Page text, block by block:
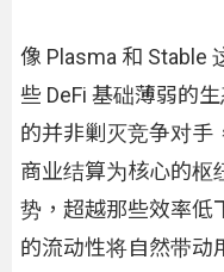
像 Plasma 和 Stable
些 DeFi 基础薄弱的
的并非剿灭竞争对手
商业结算为核心的枢
势，超越那些效率低
的流动性将自然带动